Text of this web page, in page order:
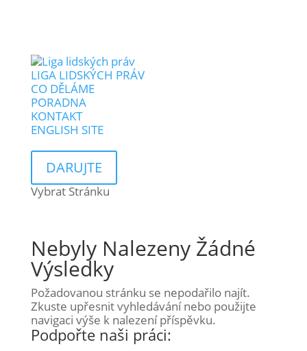
LIGA LIDSKÝCH PRÁV
CO DĚLÁME
PORADNA
KONTAKT
ENGLISH SITE
DARUJTE
Vybrat Stránku
Nebyly Nalezeny Žádné
Výsledky
Požadovanou stránku se nepodařilo najít.
Zkuste upřesnit vyhledávání nebo použijte
navigaci výše k nalezení příspěvku.
Podpořte naši práci: